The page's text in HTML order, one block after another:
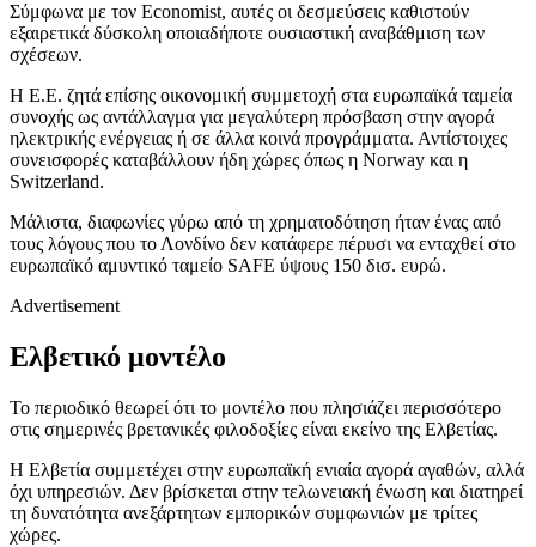
Σύμφωνα με τον Economist, αυτές οι δεσμεύσεις καθιστούν
εξαιρετικά δύσκολη οποιαδήποτε ουσιαστική αναβάθμιση των
σχέσεων.
Η Ε.Ε. ζητά επίσης οικονομική συμμετοχή στα ευρωπαϊκά ταμεία
συνοχής ως αντάλλαγμα για μεγαλύτερη πρόσβαση στην αγορά
ηλεκτρικής ενέργειας ή σε άλλα κοινά προγράμματα. Αντίστοιχες
συνεισφορές καταβάλλουν ήδη χώρες όπως η Norway και η
Switzerland.
Μάλιστα, διαφωνίες γύρω από τη χρηματοδότηση ήταν ένας από
τους λόγους που το Λονδίνο δεν κατάφερε πέρυσι να ενταχθεί στο
ευρωπαϊκό αμυντικό ταμείο SAFE ύψους 150 δισ. ευρώ.
Advertisement
Ελβετικό μοντέλο
Το περιοδικό θεωρεί ότι το μοντέλο που πλησιάζει περισσότερο
στις σημερινές βρετανικές φιλοδοξίες είναι εκείνο της Ελβετίας.
Η Ελβετία συμμετέχει στην ευρωπαϊκή ενιαία αγορά αγαθών, αλλά
όχι υπηρεσιών. Δεν βρίσκεται στην τελωνειακή ένωση και διατηρεί
τη δυνατότητα ανεξάρτητων εμπορικών συμφωνιών με τρίτες
χώρες.